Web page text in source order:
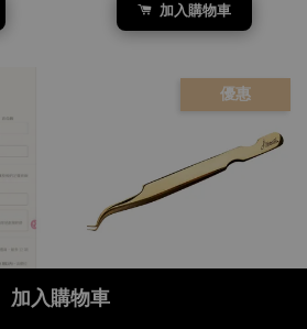
加入購物車
加入購物車
你的
優惠
專利黃金＆金屬黑萬能夾 S-
Share on Facebook